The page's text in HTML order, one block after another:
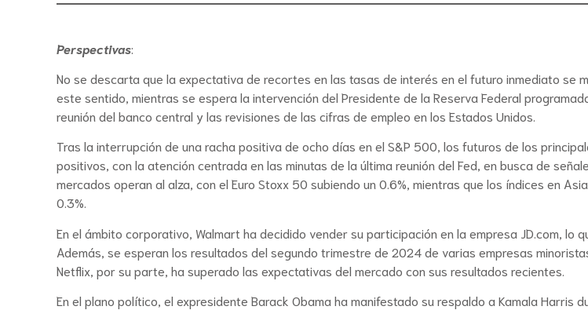
Perspectivas:
No se descarta que la expectativa de recortes en las tasas de interés en el futuro inmediato se
este sentido, mientras se espera la intervención del Presidente de la Reserva Federal
reunión del banco central y las revisiones de las cifras de empleo en los Estados Unidos.
Tras la interrupción de una racha positiva de ocho días en el S&P 500, los futuros de los
positivos, con la atención centrada en las minutas de la última reunión del Fed, en busca de
mercados operan al alza, con el Euro Stoxx 50 subiendo un 0.6%, mientras que los índices en
0.3%.
En el ámbito corporativo, Walmart ha decidido vender su participación en la empresa JD.com,
Además, se esperan los resultados del segundo trimestre de 2024 de varias empresas
Netflix, por su parte, ha superado las expectativas del mercado con sus resultados recientes.
En el plano político, el expresidente Barack Obama ha manifestado su respaldo a Kamala Harris